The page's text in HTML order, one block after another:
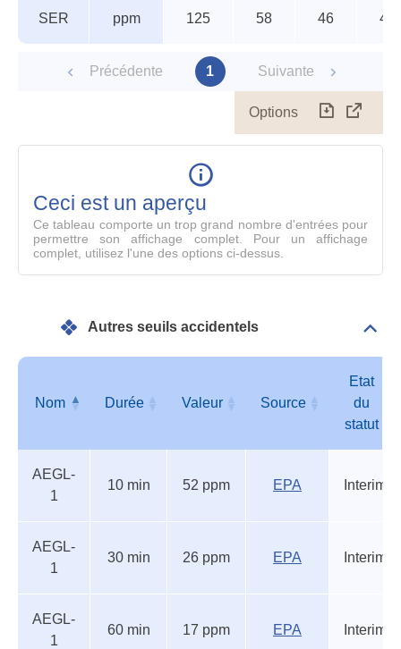
SER ppm 125 58 46 40
Précédente 1 Suivante
Options
le
Ceci est un aperçu
Ce tableau comporte un trop grand nombre d'entrées pour
permettre son affichage complet. Pour un affichage
complet, utilisez l'une des options ci-dessus.
Autres seuils accidentels
seuils
accidentels
Nom Durée Valeur Source
Etat
du
statut
du
AEGL-
1
10 min 52 ppm EPA Interim
AEGL-
1
30 min 26 ppm EPA Interim
AEGL-
1
60 min 17 ppm EPA Interim